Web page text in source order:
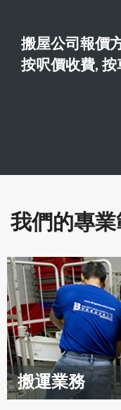
搬屋公司報價
按呎價收費,
我們的專業
搬運業務